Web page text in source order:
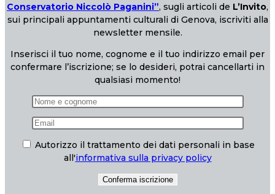
Conservatorio Niccolò Paganini”, sugli articoli de L’Invito,
sui principali appuntamenti culturali di Genova, iscriviti alla
newsletter mensile.
Inserisci il tuo nome, cognome e il tuo indirizzo email per
confermare l’iscrizione; se lo desideri, potrai cancellarti in
qualsiasi momento!
Autorizzo il trattamento dei dati personali in base
all'informativa sulla privacy policy